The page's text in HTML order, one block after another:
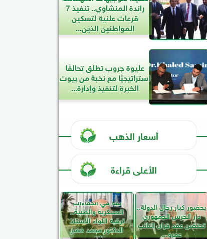
راندة المنشاوي.. تنفيذ 7
قرعات علنية لتسكين
المواطنين الذين...
عليوة جروب تطلق تحالفًا
استراتيجيًا مع نخبة من بيوت
الخبرة لتنفيذ وإدارة...
أسعار الذهب
الأعلى قراءة
بحضور كبار رجال الدولة..
دار الحرس الجمهوري
تحتضن عقد قران النائب
عمرو...
ثقة في الكفاءات
العسكرية والطبية..
ترقية اللواء الأستاذ
الدكتور محمد خضر